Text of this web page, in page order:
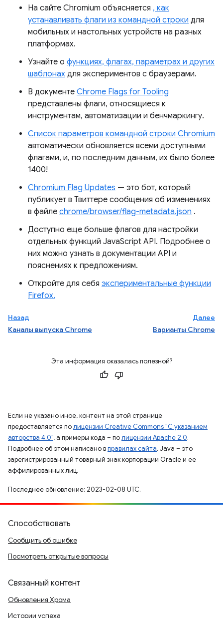
На сайте Chromium объясняется , как
устанавливать флаги из командной строки для
мобильных и настольных устройств на разных
платформах.
Узнайте о функциях, флагах, параметрах и других
шаблонах для экспериментов с браузерами.
В документе Chrome Flags for Tooling
представлены флаги, относящиеся к
инструментам, автоматизации и бенчмаркингу.
Список параметров командной строки Chromium
автоматически обновляется всеми доступными
флагами, и, по последним данным, их было более
1400!
Chromium Flag Updates — это бот, который
публикует в Твиттере сообщения об изменениях
в файле chrome/browser/flag-metadata.json .
Доступно еще больше флагов для настройки
отдельных функций JavaScript API. Подробнее о
них можно узнать в документации API и
пояснениях к предложениям.
Откройте для себя экспериментальные функции
Firefox.
Назад
Каналы выпуска Chrome
Далее
Варианты Chrome
Эта информация оказалась полезной?
Если не указано иное, контент на этой странице
предоставляется полицензии Creative Commons "С указанием
авторства 4.0", а примеры кода – полицензии Apache 2.0.
Подробнее об этом написано вправилах сайта. Java – это
зарегистрированный товарный знак корпорации Oracle и ее
аффилированных лиц.
Последнее обновление: 2023-02-08 UTC.
Способствовать
Сообщить об ошибке
Посмотреть открытые вопросы
Связанный контент
Обновления Хрома
Истории успеха